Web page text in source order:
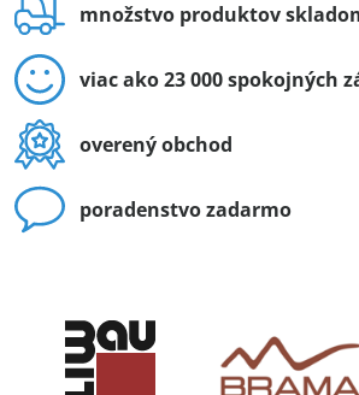
množstvo produktov
viac ako 23 000 spokojných
overený obchod
poradenstvo zadarmo